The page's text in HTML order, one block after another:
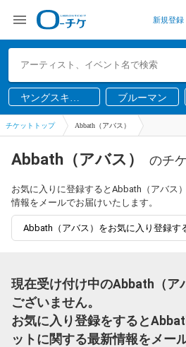
新規登録
ヤングスキニ
ー
ブルーマン
チケットトップ Abbath（アバス）
Abbath（アバス） のチ
お気に入りに登録するとAbbath（アバス
情報をメールでお届けいたします。
Abbath（アバス）をお気に入り登録す
現在受け付け中のAbbath（ア
ございません。
お気に入り登録をすると
ットに関する最新情報をメー